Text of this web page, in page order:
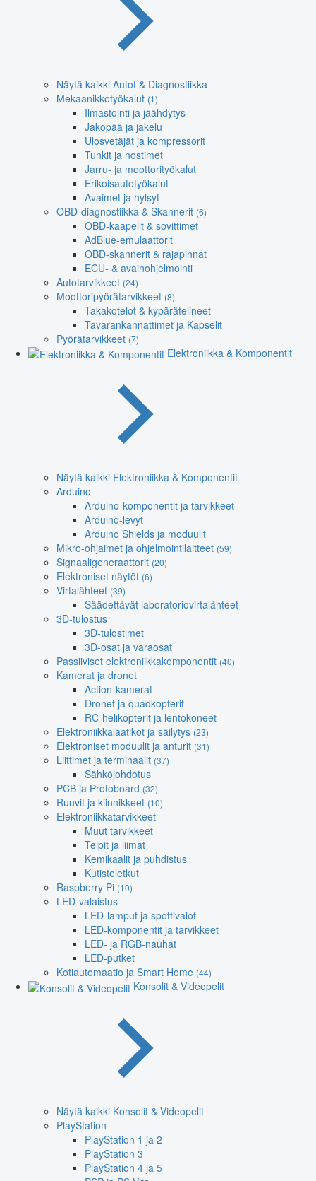
Näytä kaikki Autot & Diagnostiikka
Mekaanikkotyökalut (1)
Ilmastointi ja jäähdytys
Jakopää ja jakelu
Ulosvetäjät ja kompressorit
Tunkit ja nostimet
Jarru- ja moottorityökalut
Erikoisautotyökalut
Avaimet ja hylsyt
OBD-diagnostiikka & Skannerit (6)
OBD-kaapelit & sovittimet
AdBlue-emulaattorit
OBD-skannerit & rajapinnat
ECU- & avainohjelmointi
Autotarvikkeet (24)
Moottoripyörätarvikkeet (8)
Takakotelot & kypärätelineet
Tavarankannattimet ja Kapselit
Pyörätarvikkeet (7)
Elektroniikka & Komponentit
Näytä kaikki Elektroniikka & Komponentit
Arduino
Arduino-komponentit ja tarvikkeet
Arduino-levyt
Arduino Shields ja moduulit
Mikro-ohjaimet ja ohjelmointilaitteet (59)
Signaaligeneraattorit (20)
Elektroniset näytöt (6)
Virtalähteet (39)
Säädettävät laboratoriovirtalähteet
3D-tulostus
3D-tulostimet
3D-osat ja varaosat
Passiiviset elektroniikkakomponentit (40)
Kamerat ja dronet
Action-kamerat
Dronet ja quadkopterit
RC-helikopterit ja lentokoneet
Elektroniikkalaatikot ja säilytys (23)
Elektroniset moduulit ja anturit (31)
Liittimet ja terminaalit (37)
Sähköjohdotus
PCB ja Protoboard (32)
Ruuvit ja kiinnikkeet (10)
Elektroniikkatarvikkeet
Muut tarvikkeet
Teipit ja liimat
Kemikaalit ja puhdistus
Kutisteletkut
Raspberry Pi (10)
LED-valaistus
LED-lamput ja spottivalot
LED-komponentit ja tarvikkeet
LED- ja RGB-nauhat
LED-putket
Kotiautomaatio ja Smart Home (44)
Konsolit & Videopelit
Näytä kaikki Konsolit & Videopelit
PlayStation
PlayStation 1 ja 2
PlayStation 3
PlayStation 4 ja 5